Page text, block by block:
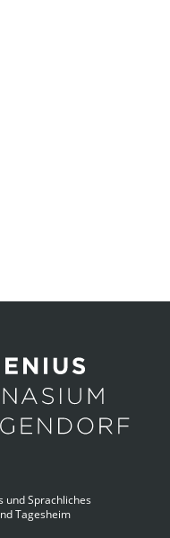
und Sprachliches
Tagesheim